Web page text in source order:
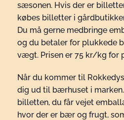
sæsonen. Hvis der er
købes billetter i
Du må gerne medbringe
og du betaler for plukkede
vægt. Prisen er 75 kr/kg for
Når du kommer til
dig ud til bærhuset i
billetten, du får vejet
hvor der er bær og frugt,